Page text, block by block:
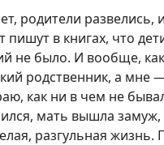
родители развелись,
в книгах, что
не было. И вообще,
родственник, а мне
как ни в чем не
мать вышла замуж,
разгульная жизнь.